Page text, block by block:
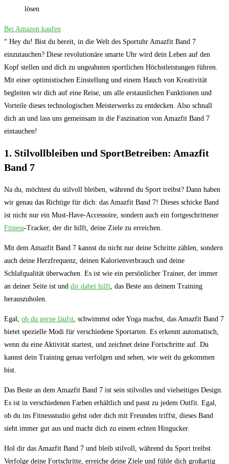
lösen
Bei Amazon kaufen
“ Hey du! Bist du bereit, in die Welt des Sportuhr Amazfit Band 7
einzutauchen? Diese revolutionäre smarte Uhr wird dein Leben auf den
Kopf stellen und dich zu ungeahnten sportlichen Höchstleistungen führen.
Mit einer optimistischen Einstellung und einem Hauch von Kreativität
begleiten wir dich auf eine Reise, um alle erstaunlichen Funktionen und
Vorteile dieses technologischen Meisterwerks zu entdecken. Also schnall
dich an und lass uns gemeinsam in die Faszination von Amazfit Band 7
eintauchen!
1. Stilvollbleiben und SportBetreiben: Amazfit
Band 7
Na du, möchtest du stilvoll bleiben, während du Sport treibst? Dann haben
wir genau das Richtige für dich: das Amazfit Band 7! Dieses schicke Band
ist nicht nur ein Must-Have-Accessoire, sondern auch ein fortgeschrittener
Fitness-Tracker, der dir hilft, deine Ziele zu erreichen.
Mit dem Amazfit Band 7 kannst du nicht nur deine Schritte zählen, sondern
auch deine Herzfrequenz, deinen Kalorienverbrauch und deine
Schlafqualität überwachen. Es ist wie ein persönlicher Trainer, der immer
an deiner Seite ist und dir dabei hilft, das Beste aus deinem Training
herauszuholen.
Egal, ob du gerne läufst, schwimmst oder Yoga machst, das Amazfit Band 7
bietet spezielle Modi für verschiedene Sportarten. Es erkennt automatisch,
wenn du eine Aktivität startest, und zeichnet deine Fortschritte auf. Du
kannst dein Training genau verfolgen und sehen, wie weit du gekommen
bist.
Das Beste an dem Amazfit Band 7 ist sein stilvolles und vielseitiges Design.
Es ist in verschiedenen Farben erhältlich und passt zu jedem Outfit. Egal,
ob du ins Fitnessstudio gehst oder dich mit Freunden triffst, dieses Band
sieht immer gut aus und macht dich zu einem echten Hingucker.
Hol dir das Amazfit Band 7 und bleib stilvoll, während du Sport treibst.
Verfolge deine Fortschritte, erreiche deine Ziele und fühle dich großartig